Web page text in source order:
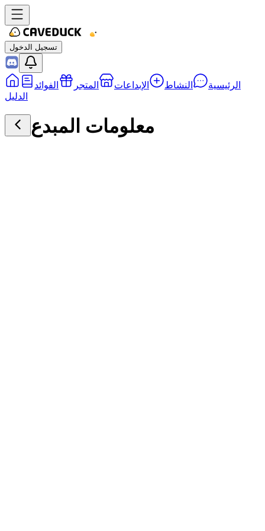
تسجيل الدخول
الرئيسية النشاط الإبداعات المتجر
الفوائد
الدليل
معلومات المبدع